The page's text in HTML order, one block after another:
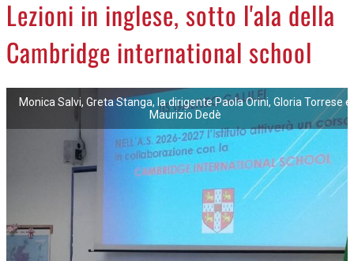
LA PIAZZA
ANIMALI
Lezioni in inglese, sotto l'ala della
Cambridge international school
Monica Salvi, Greta Stanga, la dirigente Paola Orini, Gloria Torrese e
Maurizio Dedè